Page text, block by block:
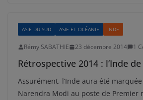
ASIE DU SUD ASIE ET OCÉANIE INDE
Rémy SABATHIE 23 décembre 2014 1
Rétrospective 2014 : l’Inde
Assurément, l’Inde aura été
Narendra Modi au poste de Premier